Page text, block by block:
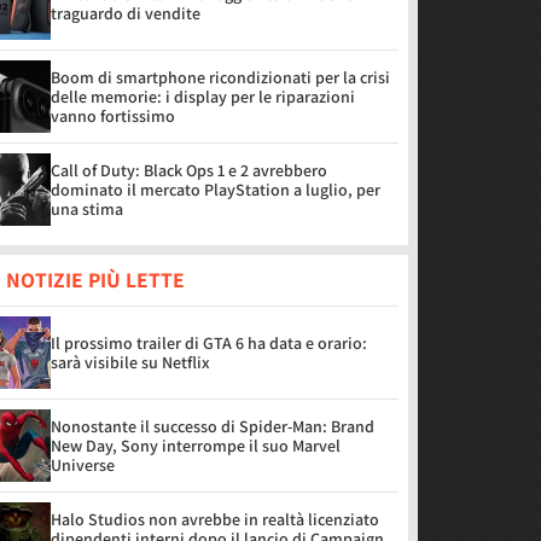
traguardo di vendite
Boom di smartphone ricondizionati per la crisi
delle memorie: i display per le riparazioni
vanno fortissimo
Call of Duty: Black Ops 1 e 2 avrebbero
dominato il mercato PlayStation a luglio, per
una stima
NOTIZIE PIÙ LETTE
Il prossimo trailer di GTA 6 ha data e orario:
sarà visibile su Netflix
Nonostante il successo di Spider-Man: Brand
New Day, Sony interrompe il suo Marvel
Universe
Halo Studios non avrebbe in realtà licenziato